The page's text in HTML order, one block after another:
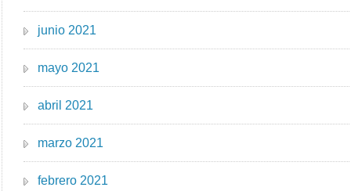
junio 2021
mayo 2021
abril 2021
marzo 2021
febrero 2021